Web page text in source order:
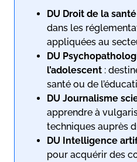
DU Droit de la santé
dans les
appliquées au
DU
l’adolescent :
santé ou de
DU Journalisme
apprendre à
techniques auprès
DU Intelligence
pour acquérir des